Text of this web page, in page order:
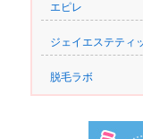
エピレ
ジェイエステティ
脱毛ラボ